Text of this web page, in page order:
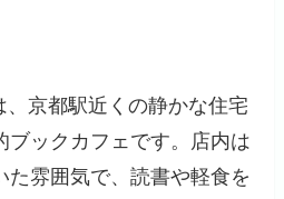
京都駅近くの静かな住宅
ブックカフェです。店内は
た雰囲気で、読書や軽食を